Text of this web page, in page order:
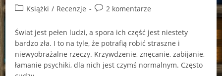
author:
published:
PostKsiążki / Recenzje
Post2 komentarze
Świat jest pełen ludzi, a spora ich część jest niestety
bardzo zła. I to na tyle, że potrafią robić straszne i
niewyobrażalne rzeczy. Krzywdzenie, znęcanie, zabijanie,
łamanie psychiki, dla nich jest czymś normalnym. Często